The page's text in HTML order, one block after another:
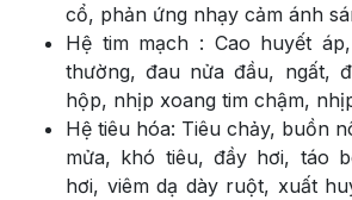
cổ, phản ứng nhạy cảm ánh
Hệ tim mạch : Cao huyết
thường, đau nửa đầu, ngất,
hộp, nhịp xoang tim chậm,
Hệ tiêu hóa: Tiêu chảy, buồn
mửa, khó tiêu, đầy hơi, táo
hơi, viêm dạ dày ruột, xuất